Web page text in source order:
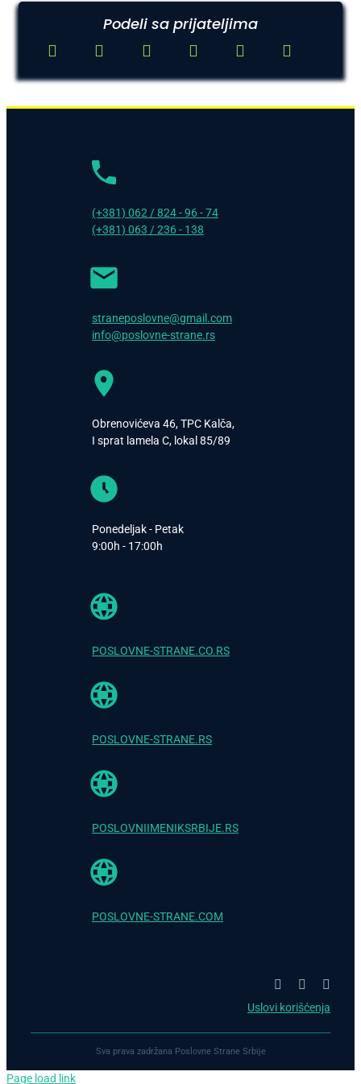
Podeli sa prijateljima
(+381) 062 / 824 - 96 - 74
(+381) 063 / 236 - 138
straneposlovne@gmail.com
info@poslovne-strane.rs
Obrenovićeva 46, TPC Kalča,
I sprat lamela C, lokal 85/89
Ponedeljak - Petak
9:00h - 17:00h
POSLOVNE-STRANE.CO.RS
POSLOVNE-STRANE.RS
POSLOVNIIMENIKSRBIJE.RS
POSLOVNE-STRANE.COM
Uslovi korišćenja
Sva prava zadržana Poslovne Strane Srbije
Page load link